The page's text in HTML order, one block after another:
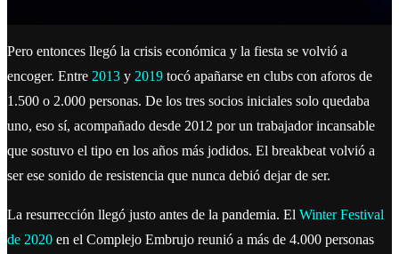
Pero entonces llegó la crisis económica y la fiesta se volvió a
encoger. Entre 2013 y 2019 tocó apañarse en clubs con aforos de
1.500 o 2.000 personas. De los tres socios iniciales solo quedaba
uno, eso sí, acompañado desde 2012 por un trabajador incansable
que sostuvo el tipo en los años más jodidos. El breakbeat volvió a
ser ese sonido de resistencia que nunca debió dejar de ser.
La resurrección llegó justo antes de la pandemia. El Winter Festival
de 2020 en el Complejo Embrujo reunió a más de 4.000 personas